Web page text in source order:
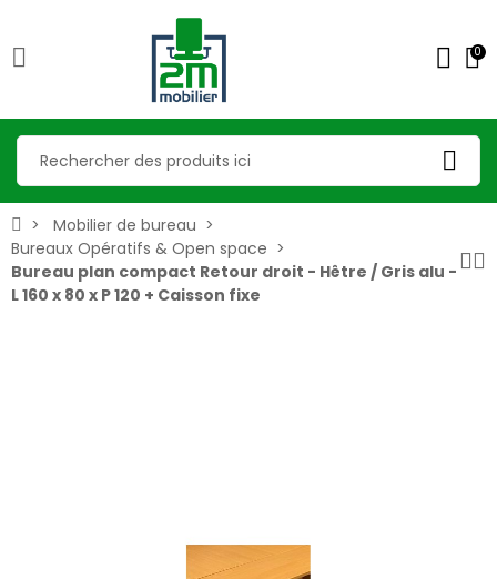
0
Mobilier de bureau
Bureaux Opératifs & Open space
Bureau plan compact Retour droit - Hêtre / Gris alu -
L 160 x 80 x P 120 + Caisson fixe